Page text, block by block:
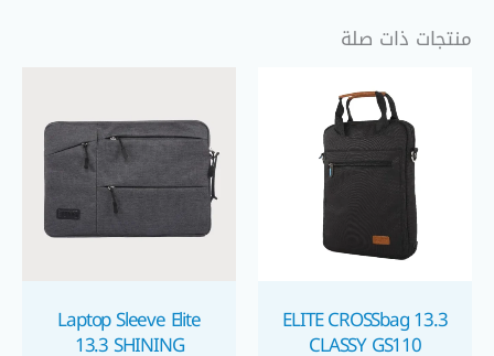
منتجات ذات صلة
ELITE CROSSbag 13.3
CLASSY GS110
Laptop Sleeve Elite
13.3 SHINING